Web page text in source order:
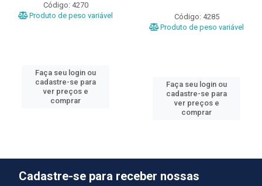
Código: 4270
Produto de peso variável
Faça seu login ou
cadastre-se para
ver preços e
comprar
Código: 4285
Produto de peso variável
Faça seu login ou
cadastre-se para
ver preços e
comprar
Cadastre-se para receber nossas